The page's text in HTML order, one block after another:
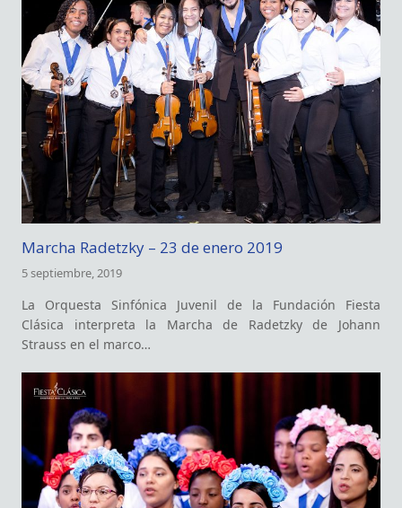
Marcha Radetzky – 23 de enero 2019
5 septiembre, 2019
La Orquesta Sinfónica Juvenil de la Fundación Fiesta
Clásica interpreta la Marcha de Radetzky de Johann
Strauss en el marco…